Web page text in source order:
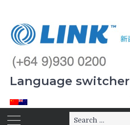
Language switcher